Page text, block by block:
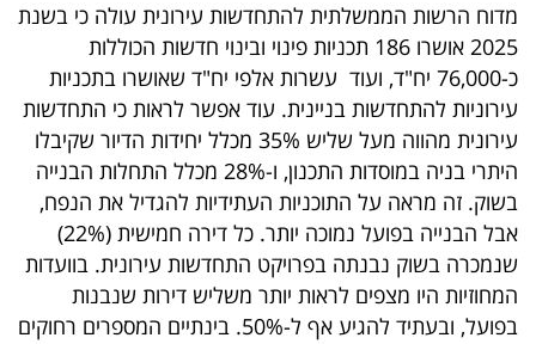
הכלכלי
פודקאסט
40
UNDER
40
שיתופי
מדוח הרשות הממשלתית להתחדשות עירונית עולה כי בשנת
2025 אושרו 186 תכניות פינוי ובינוי חדשות הכוללות
כ-76,000 יח"ד, ועוד עשרות אלפי יח"ד שאושרו בתכניות
עירוניות להתחדשות בניינית. עוד אפשר לראות כי התחדשות
עירונית מהווה מעל שליש 35% מכלל יחידות הדיור שקיבלו
היתרי בניה במוסדות התכנון, ו-28% מכלל התחלות הבנייה
בשוק. זה מראה על התוכניות העתידיות להגדיל את הנפח,
אבל הבנייה בפועל נמוכה יותר. כל דירה חמישית (22%)
שנמכרה בשוק נבנתה בפרויקט התחדשות עירונית. בוועדות
המחוזיות היו מצפים לראות יותר משליש דירות שנבנות
בפועל, ובעתיד להגיע אף ל-50%. בינתיים המספרים רחוקים